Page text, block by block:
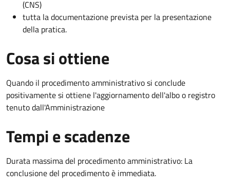
(CNS)
tutta la documentazione prevista per la presentazione
della pratica.
Cosa si ottiene
Quando il procedimento amministrativo si conclude
positivamente si ottiene l'aggiornamento dell'albo o registro
tenuto dall'Amministrazione
Tempi e scadenze
Durata massima del procedimento amministrativo: La
conclusione del procedimento è immediata.